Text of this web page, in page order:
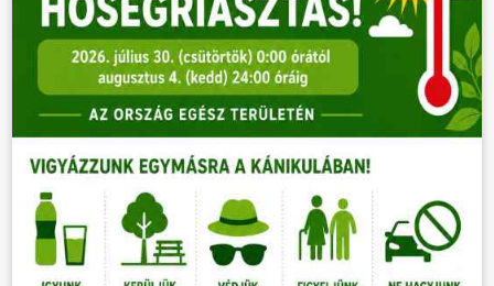
HÍREK
VÁLASZTÁSOK